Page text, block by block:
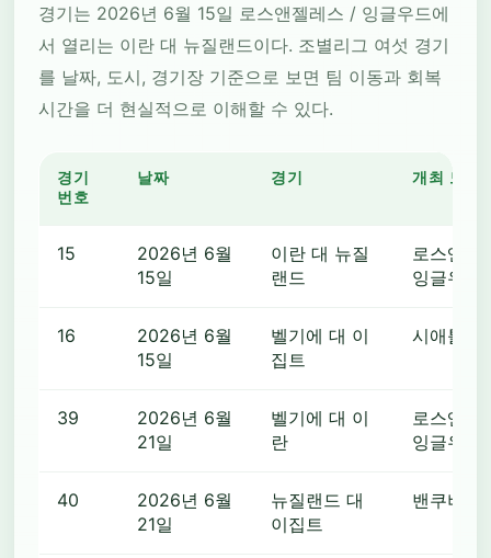
경기는 2026년 6월 15일 로스앤젤레스 / 잉글우드에
서 열리는 이란 대 뉴질랜드이다. 조별리그 여섯 경기
를 날짜, 도시, 경기장 기준으로 보면 팀 이동과 회복
시간을 더 현실적으로 이해할 수 있다.
경기
번호
날짜 경기 개최 도시
15
2026년 6월
15일
이란 대 뉴질
랜드
로스앤젤
잉글우드
16
2026년 6월
15일
벨기에 대 이
집트
시애틀
39
2026년 6월
21일
벨기에 대 이
란
로스앤젤
잉글우드
40
2026년 6월
21일
뉴질랜드 대
이집트
밴쿠버